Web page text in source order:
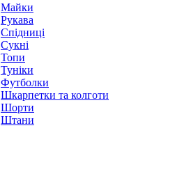
Майки
Рукава
Спідниці
Сукні
Топи
Туніки
Футболки
Шкарпетки та колготи
Шорти
Штани